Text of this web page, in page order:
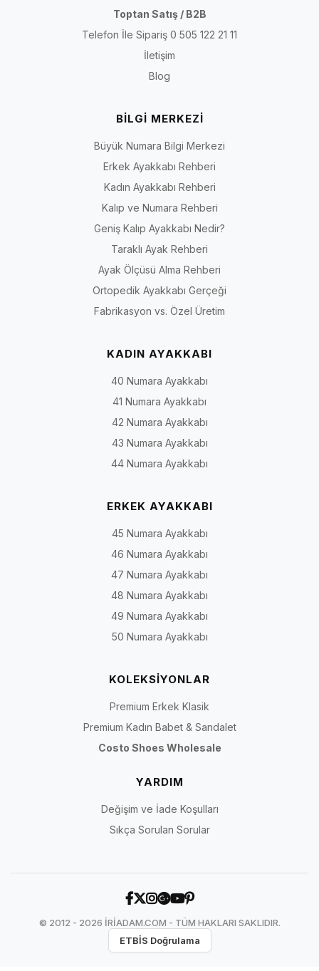
Toptan Satış / B2B
Telefon İle Sipariş 0 505 122 21 11
İletişim
Blog
BİLGİ MERKEZİ
Büyük Numara Bilgi Merkezi
Erkek Ayakkabı Rehberi
Kadın Ayakkabı Rehberi
Kalıp ve Numara Rehberi
Geniş Kalıp Ayakkabı Nedir?
Taraklı Ayak Rehberi
Ayak Ölçüsü Alma Rehberi
Ortopedik Ayakkabı Gerçeği
Fabrikasyon vs. Özel Üretim
KADIN AYAKKABI
40 Numara Ayakkabı
41 Numara Ayakkabı
42 Numara Ayakkabı
43 Numara Ayakkabı
44 Numara Ayakkabı
ERKEK AYAKKABI
45 Numara Ayakkabı
46 Numara Ayakkabı
47 Numara Ayakkabı
48 Numara Ayakkabı
49 Numara Ayakkabı
50 Numara Ayakkabı
KOLEKSİYONLAR
Premium Erkek Klasik
Premium Kadın Babet & Sandalet
Costo Shoes Wholesale
YARDIM
Değişim ve İade Koşulları
Sıkça Sorulan Sorular
© 2012 - 2026 İRİADAM.COM - TÜM HAKLARI SAKLIDIR.
ETBİS Doğrulama